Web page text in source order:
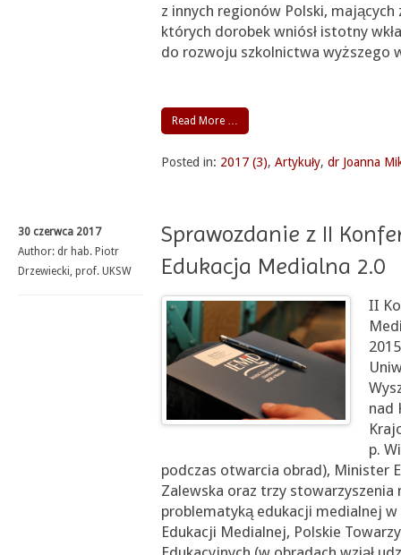
z innych regionów Polski,
których dorobek wniósł istotny
do rozwoju szkolnictwa wyższego
Read More …
Posted in: 2017 (3), Artykuły, dr Joanna
30 czerwca 2017
Author: dr hab. Piotr
Drzewiecki, prof. UKSW
Sprawozdanie z II
Edukacja Medialna 2.0
II
nad
p.
podczas otwarcia obrad), Minister
Zalewska oraz trzy stowarzyszenia
problematyką edukacji medialnej
Edukacji Medialnej, Polskie